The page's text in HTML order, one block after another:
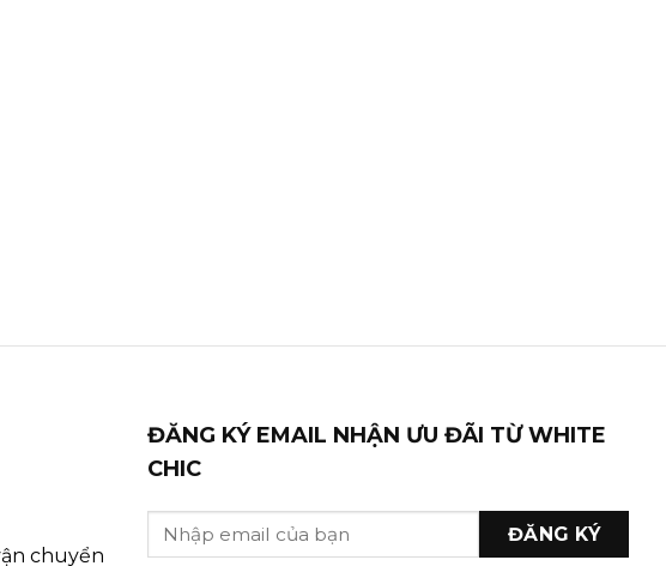
chuyển
ĐĂNG KÝ EMAIL NHẬN ƯU ĐÃI TỪ WHITE
CHIC